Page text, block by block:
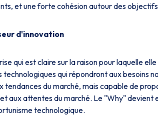
et une forte cohésion autour des
d'innovation
qui est claire sur la raison pour laquelle
technologiques qui répondront aux besoins
tendances du marché, mais capable de
aux attentes du marché. Le "Why"devient
technologique.